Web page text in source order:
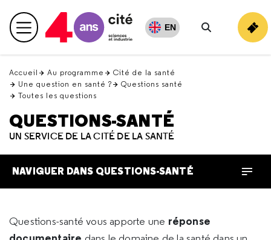
en
haut Menu principal EN
Rechercher
Accueil Au programme
Cité de la santé
Une question en santé ?
Questions santé
Toutes les questions
QUESTIONS-SANTÉ
UN SERVICE DE LA CITÉ DE LA SANTÉ
NAVIGUER DANS QUESTIONS-SANTÉ
Questions-santé vous apporte une réponse